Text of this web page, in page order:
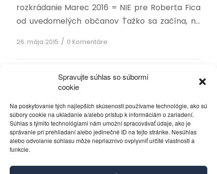
Spravujte súhlas so súbormi
cookie
Na poskytovanie tých najlepších skúseností používame technológie, ako sú
súbory cookie na ukladanie a/alebo prístup k informáciám o zariadení.
Súhlas s týmito technológiami nám umožní spracovávať údaje, ako je
správanie pri prehliadaní alebo jedinečné ID na tejto stránke. Nesúhlas
alebo odvolanie súhlasu môže nepriaznivo ovplyvniť určité vlastnosti a
funkcie.
rozkrádanie Marec 2016 = NIE pre Roberta Fica
od uvedomelých občanov Ťažko sa začína, no
ešte ťažšie sa niekedy končí. Vláda jednej
červenej strany tri roky spala striedavo na
najlepším brlohom boli rôzne dobre zamknuté
schránky. Kým celá […]
26. mája 2015 / 0 Komentáre
2 3
»
Kontakt